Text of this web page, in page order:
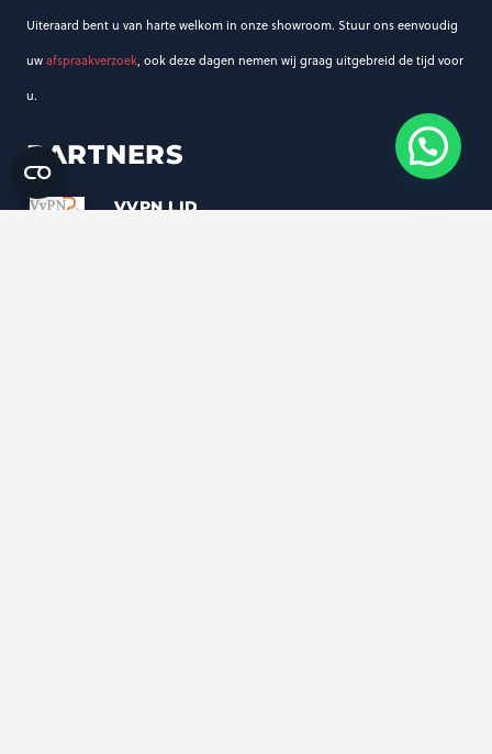
Uiteraard bent u van harte welkom in onze showroom. Stuur ons eenvoudig
uwafspraakverzoek, ook deze dagen nemen wij graag uitgebreid de tijd voor
u.
PARTNERS
VVPN LID